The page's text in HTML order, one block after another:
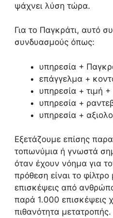
ψάχνει λύση τώρα.
Για το Παγκράτι, αυτό
συνδυασμούς όπως:
υπηρεσία +
επάγγελμα +
υπηρεσία + τιμή
υπηρεσία +
υπηρεσία +
Εξετάζουμε επίσης
τοπωνύμια ή γνωστά
όταν έχουν νόημα για
πρόθεση είναι το
επισκέψεις από
παρά 1.000 επισκέψεις
πιθανότητα μετατροπής.